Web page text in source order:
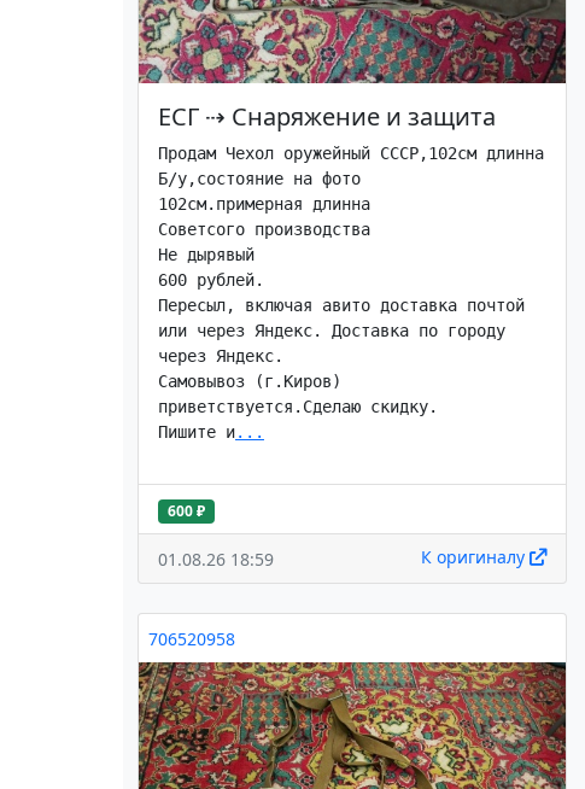
ЕСГ ⇢ Снаряжение и защита
Продам Чехол оружейный СССР,102см длинна
Б/у,состояние на фото
102см.примерная длинна
Советсого производства
Не дырявый
600 рублей.
Пересыл, включая авито доставка почтой
или через Яндекс. Доставка по городу
через Яндекс.
Самовывоз (г.Киров)
приветствуется.Сделаю скидку.
Пишите и...
600 ₽
01.08.26 18:59 К оригиналу
706520958